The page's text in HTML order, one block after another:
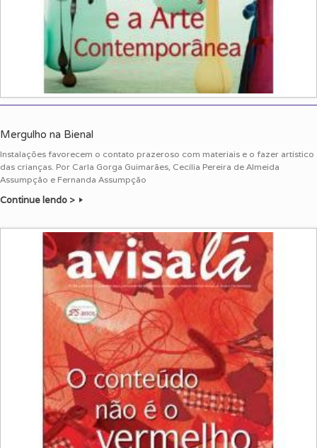
Mergulho na Bienal
Instalações favorecem o contato prazeroso com materiais e o fazer artístico
das crianças. Por Carla Gorga Guimarães, Cecília Pereira de Almeida
Assumpção e Fernanda Assumpção
Continue lendo >